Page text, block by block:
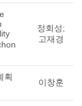
정회성;
고재경
획
이창훈